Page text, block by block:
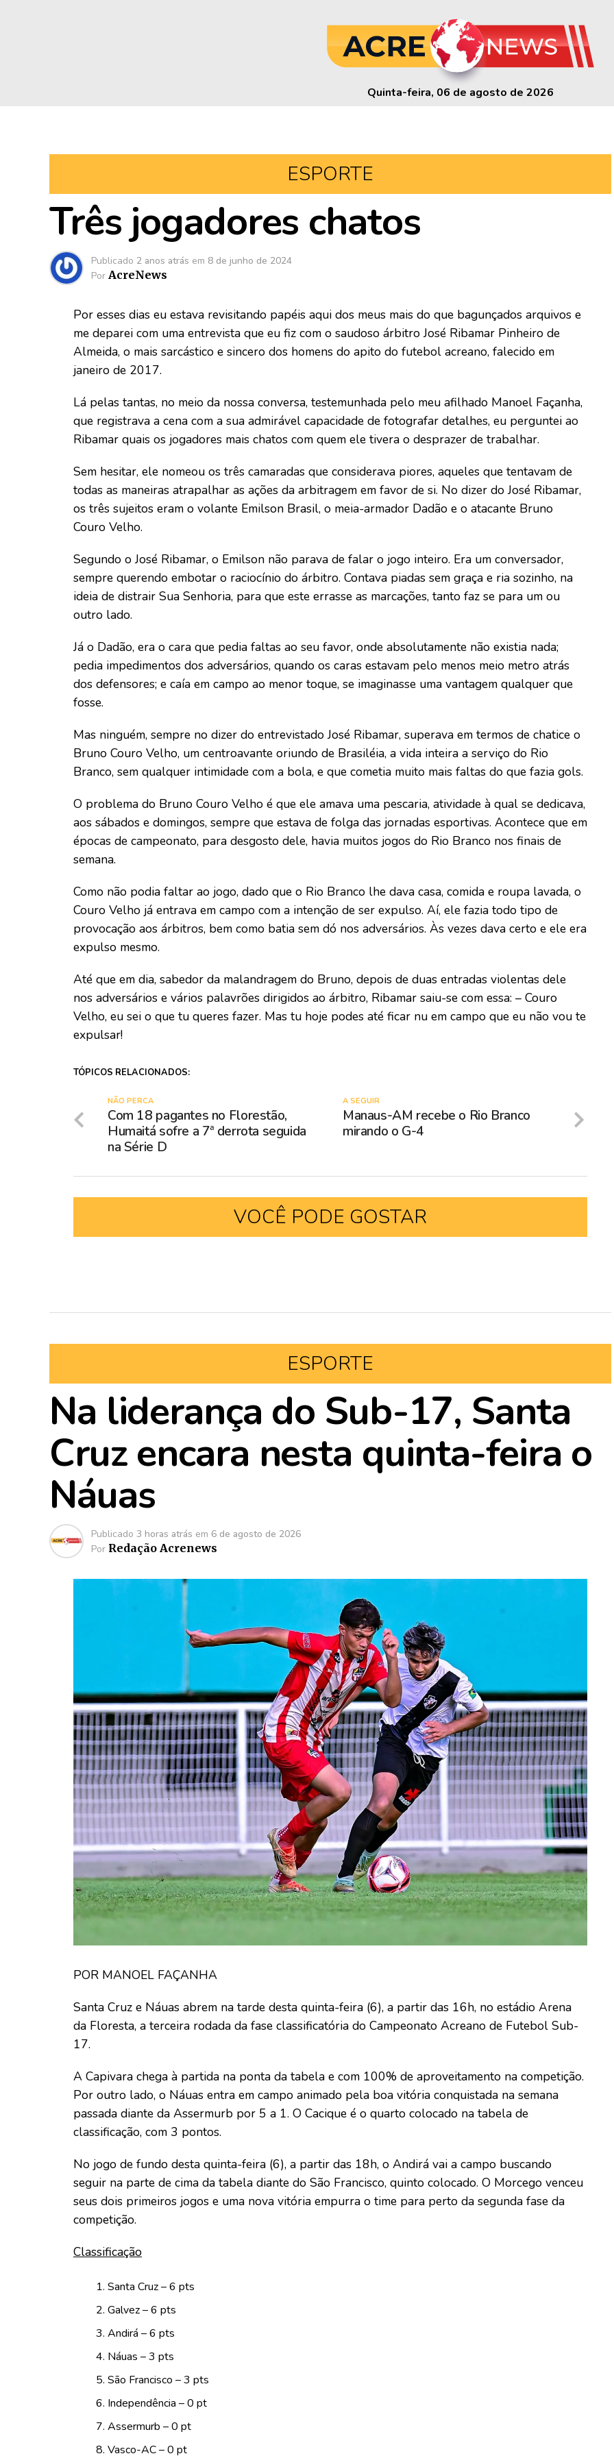
Quinta-feira, 06 de agosto de 2026
ESPORTE
Três jogadores chatos
Publicado 2 anos atrás em 8 de junho de 2024
Por AcreNews
Por esses dias eu estava revisitando papéis aqui dos meus mais do que bagunçados arquivos e
me deparei com uma entrevista que eu fiz com o saudoso árbitro José Ribamar Pinheiro de
Almeida, o mais sarcástico e sincero dos homens do apito do futebol acreano, falecido em
janeiro de 2017.
Lá pelas tantas, no meio da nossa conversa, testemunhada pelo meu afilhado Manoel Façanha,
que registrava a cena com a sua admirável capacidade de fotografar detalhes, eu perguntei ao
Ribamar quais os jogadores mais chatos com quem ele tivera o desprazer de trabalhar.
Sem hesitar, ele nomeou os três camaradas que considerava piores, aqueles que tentavam de
todas as maneiras atrapalhar as ações da arbitragem em favor de si. No dizer do José Ribamar,
os três sujeitos eram o volante Emilson Brasil, o meia-armador Dadão e o atacante Bruno
Couro Velho.
Segundo o José Ribamar, o Emilson não parava de falar o jogo inteiro. Era um conversador,
sempre querendo embotar o raciocínio do árbitro. Contava piadas sem graça e ria sozinho, na
ideia de distrair Sua Senhoria, para que este errasse as marcações, tanto faz se para um ou
outro lado.
Já o Dadão, era o cara que pedia faltas ao seu favor, onde absolutamente não existia nada;
pedia impedimentos dos adversários, quando os caras estavam pelo menos meio metro atrás
dos defensores; e caía em campo ao menor toque, se imaginasse uma vantagem qualquer que
fosse.
Mas ninguém, sempre no dizer do entrevistado José Ribamar, superava em termos de chatice o
Bruno Couro Velho, um centroavante oriundo de Brasiléia, a vida inteira a serviço do Rio
Branco, sem qualquer intimidade com a bola, e que cometia muito mais faltas do que fazia gols.
O problema do Bruno Couro Velho é que ele amava uma pescaria, atividade à qual se dedicava,
aos sábados e domingos, sempre que estava de folga das jornadas esportivas. Acontece que em
épocas de campeonato, para desgosto dele, havia muitos jogos do Rio Branco nos finais de
semana.
Como não podia faltar ao jogo, dado que o Rio Branco lhe dava casa, comida e roupa lavada, o
Couro Velho já entrava em campo com a intenção de ser expulso. Aí, ele fazia todo tipo de
provocação aos árbitros, bem como batia sem dó nos adversários. Às vezes dava certo e ele era
expulso mesmo.
Até que em dia, sabedor da malandragem do Bruno, depois de duas entradas violentas dele
nos adversários e vários palavrões dirigidos ao árbitro, Ribamar saiu-se com essa: – Couro
Velho, eu sei o que tu queres fazer. Mas tu hoje podes até ficar nu em campo que eu não vou te
expulsar!
TÓPICOS RELACIONADOS:
A SEGUIR
Manaus-AM recebe o Rio Branco
mirando o G-4
NÃO PERCA
Com 18 pagantes no Florestão,
Humaitá sofre a 7ª derrota seguida
na Série D
VOCÊ PODE GOSTAR
ESPORTE
Na liderança do Sub-17, Santa
Cruz encara nesta quinta-feira o
Náuas
Publicado 3 horas atrás em 6 de agosto de 2026
Por Redação Acrenews
POR MANOEL FAÇANHA
Santa Cruz e Náuas abrem na tarde desta quinta-feira (6), a partir das 16h, no estádio Arena
da Floresta, a terceira rodada da fase classificatória do Campeonato Acreano de Futebol Sub-
17.
A Capivara chega à partida na ponta da tabela e com 100% de aproveitamento na competição.
Por outro lado, o Náuas entra em campo animado pela boa vitória conquistada na semana
passada diante da Assermurb por 5 a 1. O Cacique é o quarto colocado na tabela de
classificação, com 3 pontos.
No jogo de fundo desta quinta-feira (6), a partir das 18h, o Andirá vai a campo buscando
seguir na parte de cima da tabela diante do São Francisco, quinto colocado. O Morcego venceu
seus dois primeiros jogos e uma nova vitória empurra o time para perto da segunda fase da
competição.
Classificação
Santa Cruz – 6 pts
Galvez – 6 pts
Andirá – 6 pts
Náuas – 3 pts
São Francisco – 3 pts
Independência – 0 pt
Assermurb – 0 pt
Vasco-AC – 0 pt